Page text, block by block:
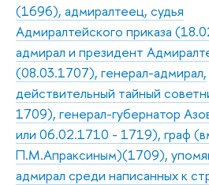
(1696), адмиралтеец, судья
Адмиралтейского приказа
адмирал и президент
(08.03.1707), генерал-адмирал,
действительный тайный
1709), генерал-губернатор
или 06.02.1710 - 1719), граф
П.М.Апраксиным)(1709),
адмирал среди написанных к